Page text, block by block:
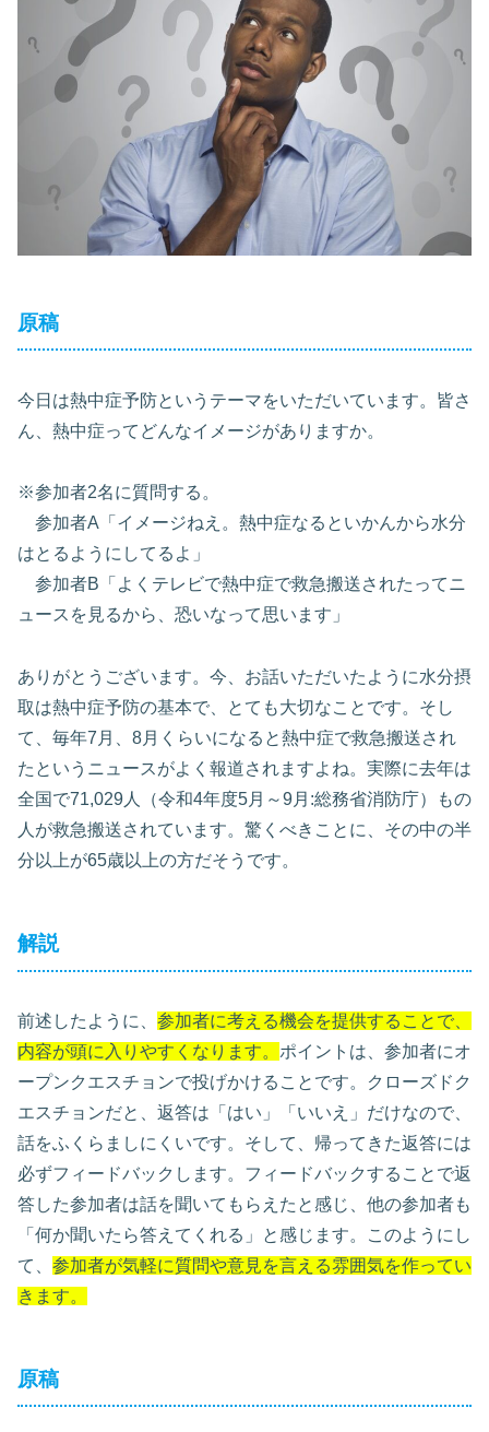
原稿
今日は熱中症予防というテーマをいただいています。皆さ
ん、熱中症ってどんなイメージがありますか。
※参加者2名に質問する。
参加者A「イメージねえ。熱中症なるといかんから水分
はとるようにしてるよ」
参加者B「よくテレビで熱中症で救急搬送されたってニ
ュースを見るから、恐いなって思います」
ありがとうございます。今、お話いただいたように水分摂
取は熱中症予防の基本で、とても大切なことです。そし
て、毎年7月、8月くらいになると熱中症で救急搬送され
たというニュースがよく報道されますよね。実際に去年は
全国で71,029人（令和4年度5月～9月:総務省消防庁）もの
人が救急搬送されています。驚くべきことに、その中の半
分以上が65歳以上の方だそうです。
解説
前述したように、 参加者に考える機会を提供することで、
内容が頭に入りやすくなります。 ポイントは、参加者にオ
ープンクエスチョンで投げかけることです。クローズドク
エスチョンだと、返答は「はい」「いいえ」だけなので、
話をふくらましにくいです。そして、帰ってきた返答には
必ずフィードバックします。フィードバックすることで返
答した参加者は話を聞いてもらえたと感じ、他の参加者も
「何か聞いたら答えてくれる」と感じます。このようにし
て、 参加者が気軽に質問や意見を言える雰囲気を作ってい
きます。
原稿